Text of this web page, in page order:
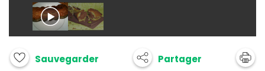
Sauvegarder Partager